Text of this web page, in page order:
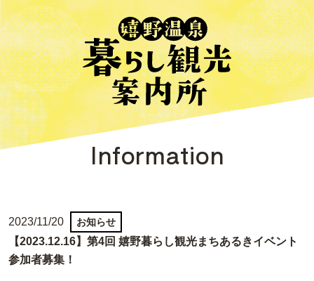
Information
【2023.12.16】第4回 嬉野暮らし観光まちあるきイベント
参加者募集！
2023/11/20 お知らせ